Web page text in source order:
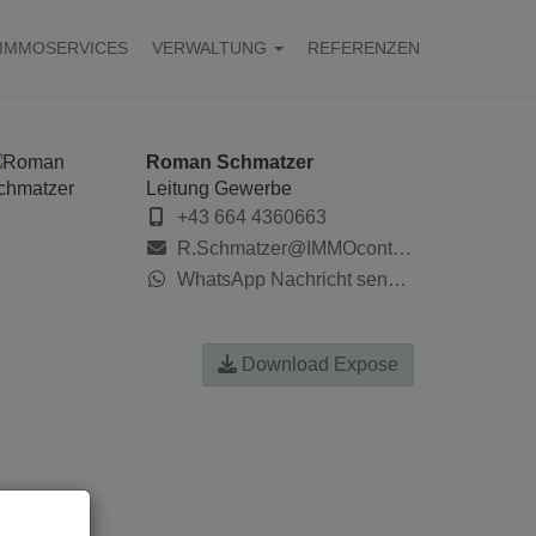
IMMOSERVICES VERWALTUNG REFERENZEN
Roman Schmatzer
Leitung Gewerbe
+43 664 4360663
R.Schmatzer@IMMOcontract.at
WhatsApp Nachricht senden
Download Expose